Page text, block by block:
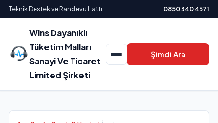
Teknik Destek ve Randevu Hattı 0850 340 4571
Wins Dayanıklı
Tüketim Malları
Sanayi Ve Ticaret
Limited Şirketi
Şimdi Ara